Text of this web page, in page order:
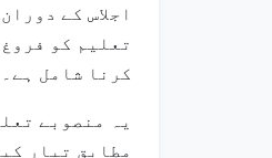
اجلاس کے
تعلیم کو
کرنا شامل ہے۔
مطابق تیار